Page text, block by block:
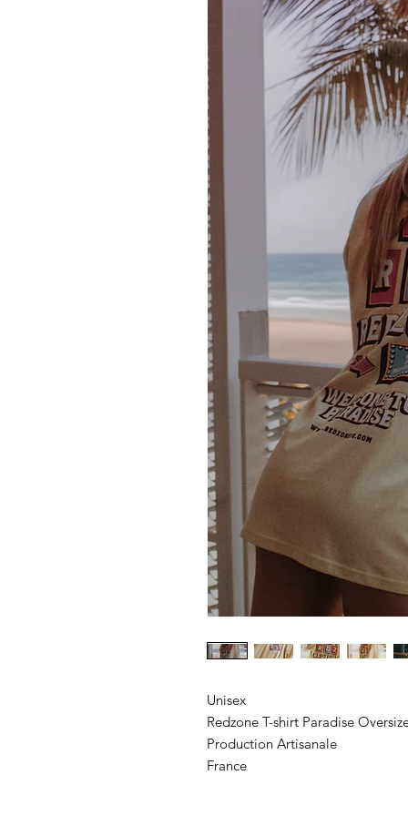
Unisex
Redzone T-shirt Paradise
Production Artisanale
France